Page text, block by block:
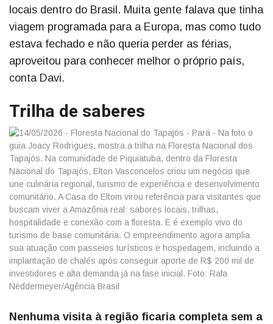
locais dentro do Brasil. Muita gente falava que tinha
viagem programada para a Europa, mas como tudo
estava fechado e não queria perder as férias,
aproveitou para conhecer melhor o próprio país,
conta Davi.
Trilha de saberes
Nenhuma visita à região ficaria completa sem a